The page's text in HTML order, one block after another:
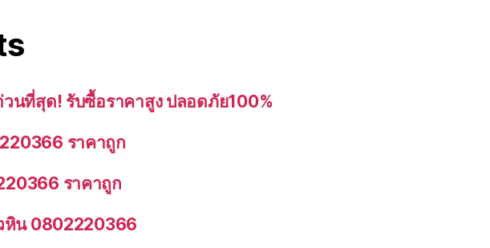
นที่สุด! รับซื้อราคาสูง ปลอดภัย100%
ราคาถูก
ราคาถูก
หิน 0802220366